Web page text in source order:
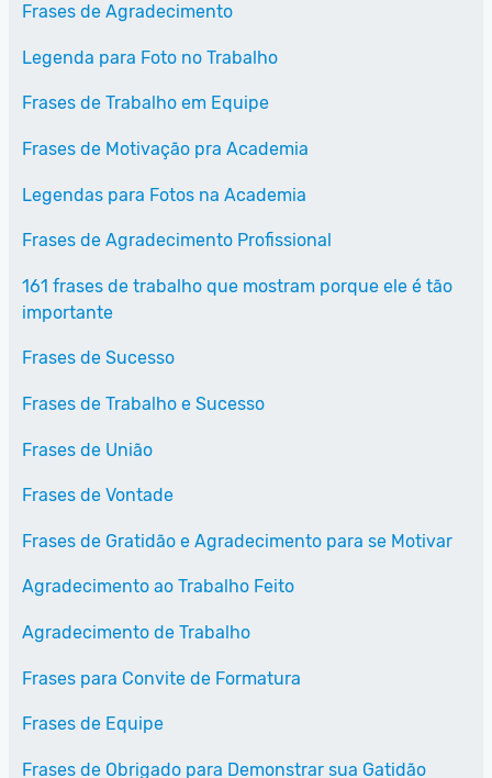
Frases de Agradecimento
Legenda para Foto no Trabalho
Frases de Trabalho em Equipe
Frases de Motivação pra Academia
Legendas para Fotos na Academia
Frases de Agradecimento Profissional
161 frases de trabalho que mostram porque ele é tão
importante
Frases de Sucesso
Frases de Trabalho e Sucesso
Frases de União
Frases de Vontade
Frases de Gratidão e Agradecimento para se Motivar
Agradecimento ao Trabalho Feito
Agradecimento de Trabalho
Frases para Convite de Formatura
Frases de Equipe
Frases de Obrigado para Demonstrar sua Gatidão